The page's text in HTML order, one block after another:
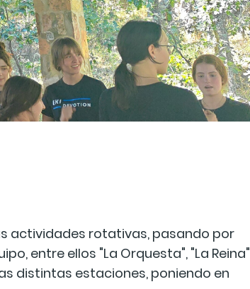
actividades rotativas, pasando por
entre ellos "La Orquesta", "La Reina"
distintas estaciones, poniendo en